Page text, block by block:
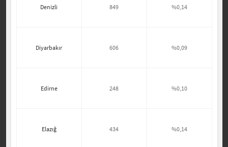
Denizli 849 %0,14
Diyarbakır 606 %0,09
Edirne 248 %0,10
Elazığ 434 %0,14